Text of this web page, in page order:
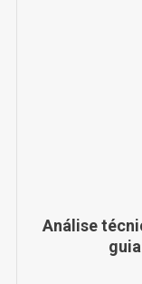
Análise